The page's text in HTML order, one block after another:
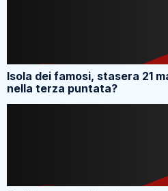
Isola dei famosi, stasera 21
nella terza puntata?